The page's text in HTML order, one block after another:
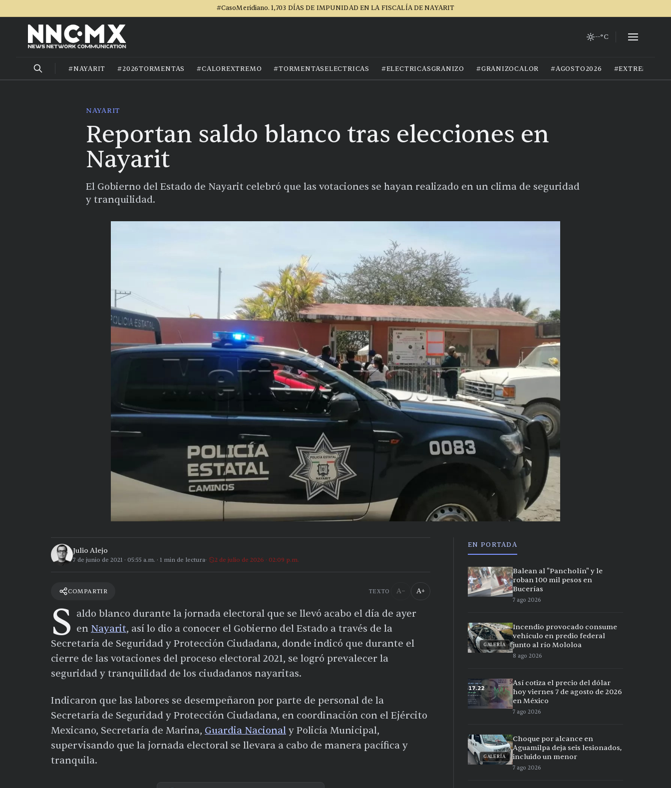
#CasoMeridiano. 1,703 DÍAS DE IMPUNIDAD EN LA FISCALÍA DE NAYARIT
--°C
#NAYARIT #2026TORMENTAS #CALOREXTREMO #TORMENTASELECTRICAS #ELECTRICASGRANIZO #GRANIZOCALOR #AGOSTO2026
NAYARIT
Reportan saldo blanco tras elecciones en
Nayarit
El Gobierno del Estado de Nayarit celebró que las votaciones se hayan realizado en un clima de seguridad
y tranquilidad.
Julio Alejo
7 de junio de 2021 · 05:55 a.m. · 1 min de lectura 2 de julio de 2026 · 02:09 p.m.
COMPARTIR TEXTO A− A+
S aldo blanco durante la jornada electoral que se llevó acabo el día de ayer
en Nayarit, así lo dio a conocer el Gobierno del Estado a través de la
Secretaría de Seguridad y Protección Ciudadana, donde indicó que durante el
cierre de las votaciones del proceso electoral 2021, se logró prevalecer la
seguridad y tranquilidad de los ciudadanos nayaritas.
Indicaron que las labores se desempeñaron por parte de personal de la
Secretaría de Seguridad y Protección Ciudadana, en coordinación con el Ejército
Mexicano, Secretaría de Marina, Guardia Nacional y Policía Municipal,
supervisando que la jornada electoral se llevara a cabo de manera pacífica y
tranquila.
EN PORTADA
Balean al "Pancholín" y le
roban 100 mil pesos en
Bucerías
7 ago 2026
GALERÍA
Incendio provocado consume
vehículo en predio federal
junto al río Mololoa
8 ago 2026
Así cotiza el precio del dólar
hoy viernes 7 de agosto de 2026
en México
7 ago 2026
GALERÍA
Choque por alcance en
Aguamilpa deja seis lesionados,
incluido un menor
7 ago 2026